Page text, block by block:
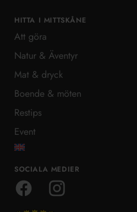
HITTA I MITTSKÅNE
Att göra
Natur & Äventyr
Mat & dryck
Boende & möten
Restips
Event
SOCIALA MEDIER
Facebook